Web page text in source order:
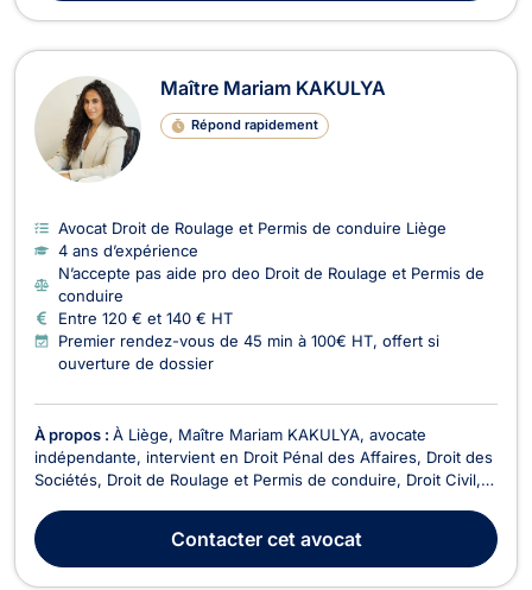
Maître Mariam KAKULYA
Répond rapidement
Avocat Droit de Roulage et Permis de conduire Liège
4 ans d’expérience
N’accepte pas aide pro deo Droit de Roulage et Permis de
conduire
Entre 120 € et 140 € HT
Premier rendez-vous de 45 min à 100€ HT, offert si
ouverture de dossier
À propos : À Liège, Maître Mariam KAKULYA, avocate
indépendante, intervient en Droit Pénal des Affaires, Droit des
Sociétés, Droit de Roulage et Permis de conduire, Droit Civil,
Commerciaux et Recouvrement de créance - Saisie -
Procédure d’exécution. Elle met son expertise au ser...
Contactercet avocat